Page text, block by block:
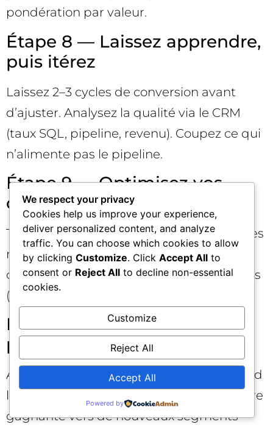
pondération par valeur.
Étape 8 — Laissez apprendre,
puis itérez
Laissez 2–3 cycles de conversion avant
d’ajuster. Analysez la qualité via le CRM
(taux SQL, pipeline, revenu). Coupez ce qui
n’alimente pas le pipeline.
Étape 9 — Optimisez vos
créas et vos pages
Testez des messages qui « repoussent » les
mauvais profils (tarifs, taille d’entreprise,
cas d’usage avancés). Ajoutez des preuves
(logos clients, certifications, intégrations).
Étape 10 — Élargissez
prudemment
Augmentez les budgets seulement quand
la qualité est stable. Dupliquez la structure
gagnante vers de nouveaux segments
We respect your privacy
Cookies help us improve your experience,
deliver personalized content, and analyze
traffic. You can choose which cookies to allow
by clicking Customize. Click Accept All to
consent or Reject All to decline non-essential
cookies.
Customize
Reject All
Accept All
Powered by